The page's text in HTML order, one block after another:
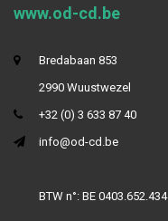
www.od-cd.be
Bredabaan 853
2990 Wuustwezel
+32 (0) 3 633 87 40
info@od-cd.be
BTW n°: BE 0403.652.434